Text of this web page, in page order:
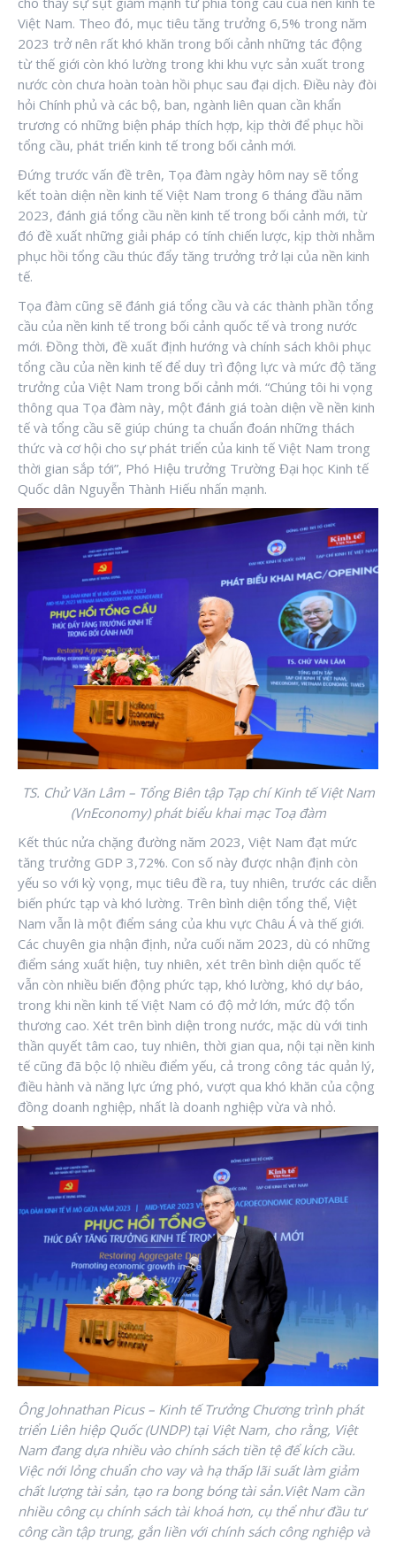
Việt Nam. Theo đó, mục tiêu tăng trưởng 6,5% trong năm
2023 trở nên rất khó khăn trong bối cảnh những tác động
từ thế giới còn khó lường trong khi khu vực sản xuất trong
nước còn chưa hoàn toàn hồi phục sau đại dịch. Điều này đòi
hỏi Chính phủ và các bộ, ban, ngành liên quan cần khẩn
trương có những biện pháp thích hợp, kịp thời để phục hồi
tổng cầu, phát triển kinh tế trong bối cảnh mới.
Đứng trước vấn đề trên, Tọa đàm ngày hôm nay sẽ tổng
kết toàn diện nền kinh tế Việt Nam trong 6 tháng đầu năm
2023, đánh giá tổng cầu nền kinh tế trong bối cảnh mới, từ
đó đề xuất những giải pháp có tính chiến lược, kịp thời nhằm
phục hồi tổng cầu thúc đẩy tăng trưởng trở lại của nền kinh
tế.
Tọa đàm cũng sẽ đánh giá tổng cầu và các thành phần tổng
cầu của nền kinh tế trong bối cảnh quốc tế và trong nước
mới. Đồng thời, đề xuất định hướng và chính sách khôi phục
tổng cầu của nền kinh tế để duy trì động lực và mức độ tăng
trưởng của Việt Nam trong bối cảnh mới. “Chúng tôi hi vọng
thông qua Tọa đàm này, một đánh giá toàn diện về nền kinh
tế và tổng cầu sẽ giúp chúng ta chuẩn đoán những thách
thức và cơ hội cho sự phát triển của kinh tế Việt Nam trong
thời gian sắp tới”, Phó Hiệu trưởng Trường Đại học Kinh tế
Quốc dân Nguyễn Thành Hiếu nhấn mạnh.
TS. Chử Văn Lâm – Tổng Biên tập Tạp chí Kinh tế Việt Nam
(VnEconomy) phát biểu khai mạc Toạ đàm
Kết thúc nửa chặng đường năm 2023, Việt Nam đạt mức
tăng trưởng GDP 3,72%. Con số này được nhận định còn
yếu so với kỳ vọng, mục tiêu đề ra, tuy nhiên, trước các diễn
biến phức tạp và khó lường. Trên bình diện tổng thể, Việt
Nam vẫn là một điểm sáng của khu vực Châu Á và thế giới.
Các chuyên gia nhận định, nửa cuối năm 2023, dù có những
điểm sáng xuất hiện, tuy nhiên, xét trên bình diện quốc tế
vẫn còn nhiều biến động phức tạp, khó lường, khó dự báo,
trong khi nền kinh tế Việt Nam có độ mở lớn, mức độ tổn
thương cao. Xét trên bình diện trong nước, mặc dù với tinh
thần quyết tâm cao, tuy nhiên, thời gian qua, nội tại nền kinh
tế cũng đã bộc lộ nhiều điểm yếu, cả trong công tác quản lý,
điều hành và năng lực ứng phó, vượt qua khó khăn của cộng
đồng doanh nghiệp, nhất là doanh nghiệp vừa và nhỏ.
Ông Johnathan Picus – Kinh tế Trưởng Chương trình phát
triển Liên hiệp Quốc (UNDP) tại Việt Nam, cho rằng, Việt
Nam đang dựa nhiều vào chính sách tiền tệ để kích cầu.
Việc nới lỏng chuẩn cho vay và hạ thấp lãi suất làm giảm
chất lượng tài sản, tạo ra bong bóng tài sản.Việt Nam cần
nhiều công cụ chính sách tài khoá hơn, cụ thể như đầu tư
công cần tập trung, gắn liền với chính sách công nghiệp và